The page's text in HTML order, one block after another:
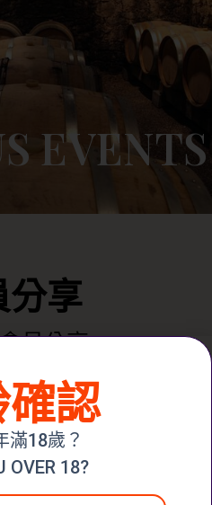
EVENTS
分享
員分享
looking for.
認
滿18歲？
OVER 18?